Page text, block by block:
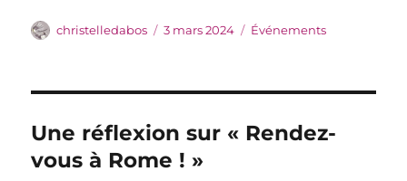
Auteur
christelledabos
Publié
3 mars 2024 Catégories
Événements
Une réflexion sur « Rendez-
vous à Rome ! »